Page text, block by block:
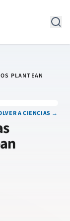
PLANTEAN
A CIENCIAS →